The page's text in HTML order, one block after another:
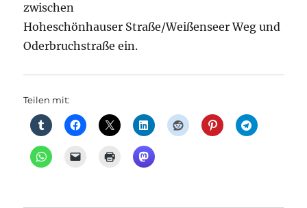
zwischen
Hoheschönhauser Straße/Weißenseer Weg und
Oderbruchstraße ein.
Teilen mit: